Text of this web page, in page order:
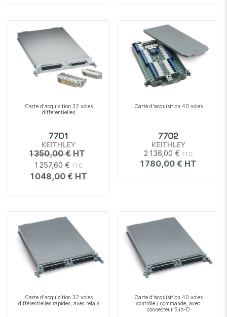
Carte d'acquisition 32 voies
différentielles
7701
KEITHLEY
1 257,60 €
1 048,00 €
1 350,00 €
Carte d'acquisition 40 voies
7702
KEITHLEY
2 136,00 €
1 780,00 €
Carte d'acquisition 32 voies
différentielles rapides, avec relais
Carte d'acquisition 40 voies
contrôle / commande, avec
connecteur Sub-D